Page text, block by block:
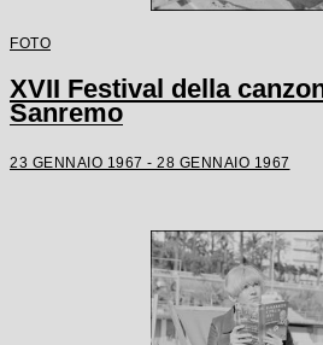
FOTO
XVII Festival della
Sanremo
23 GENNAIO 1967 - 28 GENNAIO 1967